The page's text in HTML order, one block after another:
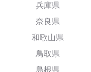
兵庫県
奈良県
和歌山県
鳥取県
島根県